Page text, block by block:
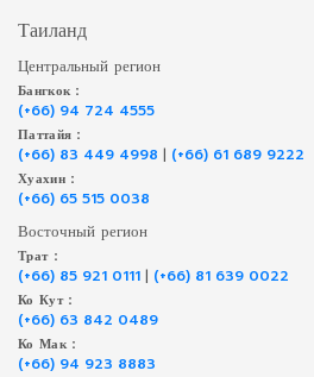
Таиланд
Центральный регион
Бангкок :
(+66) 94 724 4555
Паттайя :
(+66) 83 449 4998 | (+66) 61 689 9222
Хуахин :
(+66) 65 515 0038
Восточный регион
Трат :
(+66) 85 921 0111 | (+66) 81 639 0022
Ко Кут :
(+66) 63 842 0489
Ко Мак :
(+66) 94 923 8883